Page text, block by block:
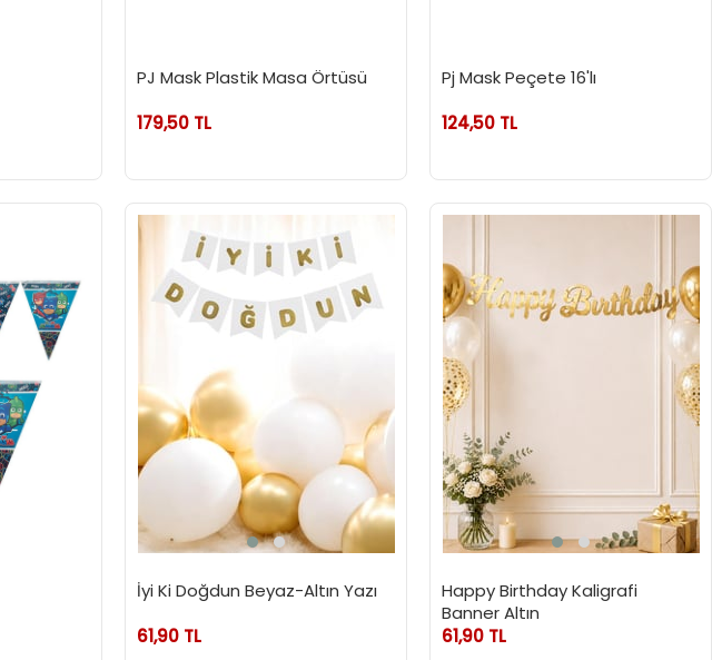
PJ Mask Plastik Masa Örtüsü
179,50 TL
Pj Mask Peçete 16'lı
124,50 TL
İyi Ki Doğdun Beyaz-Altın Yazı
61,90 TL
Happy Birthday Kaligrafi
Banner Altın
61,90 TL